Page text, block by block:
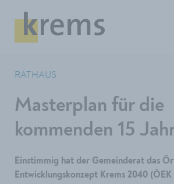
RATHAUS
Masterplan für die
kommenden 15
Einstimmig hat der Gemeinderat das
Entwicklungskonzept Krems 2040